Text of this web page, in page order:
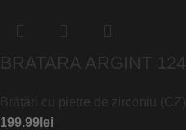
BRATARA ARGINT 124
Brățări cu pietre de zirconiu (CZ)
199.99 lei